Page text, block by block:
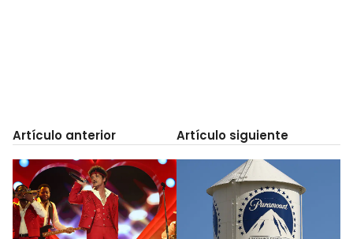
Artículo anterior Artículo siguiente